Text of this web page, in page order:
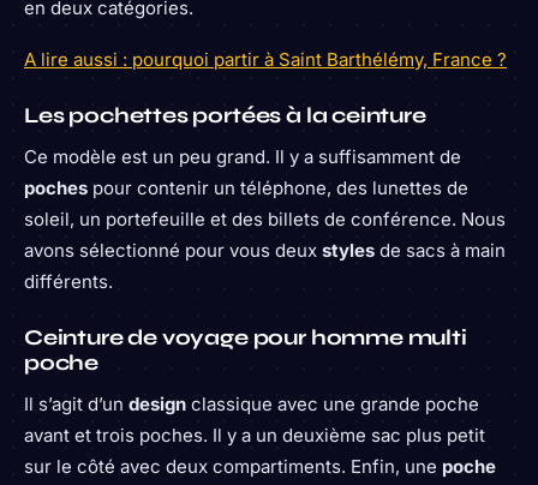
en deux catégories.
A lire aussi : pourquoi partir à Saint Barthélémy, France ?
Les pochettes portées à la ceinture
Ce modèle est un peu grand. Il y a suffisamment de
poches pour contenir un téléphone, des lunettes de
soleil, un portefeuille et des billets de conférence. Nous
avons sélectionné pour vous deux styles de sacs à main
différents.
Ceinture de voyage pour homme multi
poche
Il s’agit d’un design classique avec une grande poche
avant et trois poches. Il y a un deuxième sac plus petit
sur le côté avec deux compartiments. Enfin, une poche